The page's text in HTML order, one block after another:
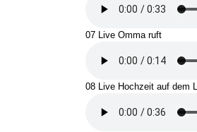
07 Live Omma ruft
08 Live Hochzeit auf dem